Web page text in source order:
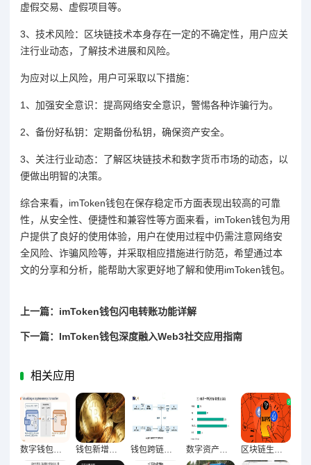
虚假交易、虚假项目等。
3、技术风险：区块链技术本身存在一定的不确定性，用户应关
注行业动态，了解技术进展和风险。
为应对以上风险，用户可采取以下措施：
1、加强安全意识：提高网络安全意识，警惕各种诈骗行为。
2、备份好私钥：定期备份私钥，确保资产安全。
3、关注行业动态：了解区块链技术和数字货币市场的动态，以
便做出明智的决策。
综合来看，imToken钱包在保存稳定币方面表现出较高的可靠
性，从安全性、便捷性和兼容性等方面来看，imToken钱包为用
户提供了良好的使用体验，用户在使用过程中仍需注意网络安
全风险、诈骗风险等，并采取相应措施进行防范，希望通过本
文的分享和分析，能帮助大家更好地了解和使用imToken钱包。
上一篇：imToken钱包闪电转账功能详解
下一篇：ImToken钱包深度融入Web3社交应用指南
相关应用